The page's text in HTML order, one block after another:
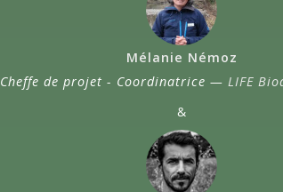
Mélanie Némoz
Cheffe de projet - Coordinatrice — LIFE
&